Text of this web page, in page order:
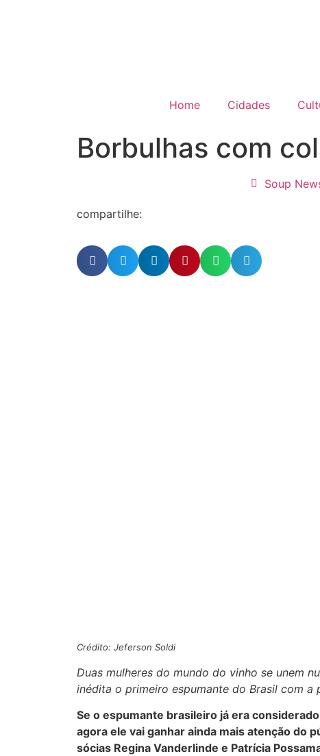
Home Cidades
Borbulhas com
Soup
compartilhe:
Crédito: Jeferson Soldi
Duas mulheres do mundo do vinho se unem
inédita o primeiro espumante do Brasil com a
Se o espumante brasileiro já era
agora ele vai ganhar ainda mais atenção do
sócias Regina Vanderlinde e Patrícia